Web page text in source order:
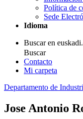
Política de
Sede
Idioma
Buscar en
Buscar
Contacto
Mi carpeta
Departamento de
Jose Antonio